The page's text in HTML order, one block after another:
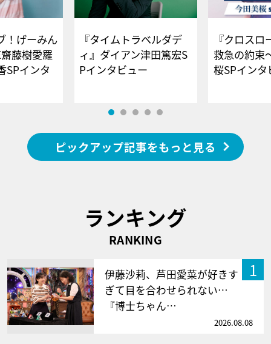
！げーみん
藤樹愛羅
SPインタ
『タイムトラベルダデ
ィ』ダイアン津田篤宏S
Pインタビュー
『クロス
救急の約束
桜SPイ
ピックアップ記事をもっと見る
ランキング
RANKING
1
伊藤沙莉、芦田愛菜が好きす
ぎて目を合わせられない…
『博士ちゃん…
2026.08.08